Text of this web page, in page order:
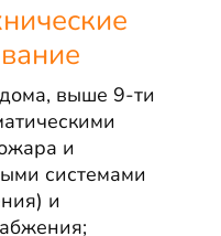
выше 9-ти
и
системами
и